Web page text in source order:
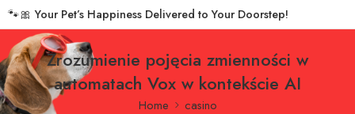
🐾🎀Your Pet’s Happiness Delivered to Your Doorstep!
Zrozumienie pojęcia zmienności w
automatach Vox w kontekście AI
Home casino